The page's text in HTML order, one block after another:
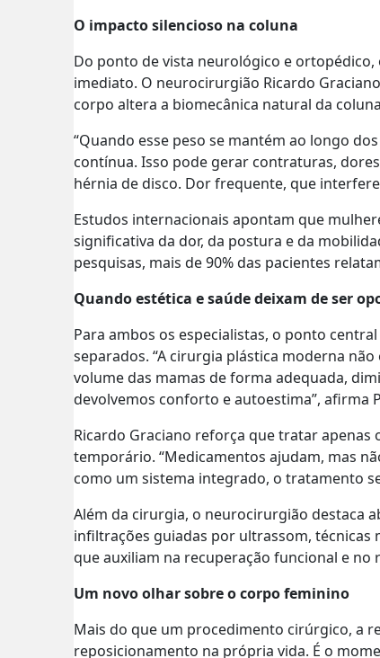
O impacto silencioso na coluna
Do ponto de vista neurológico e
imediato. O neurocirurgião Ricardo
corpo altera a biomecânica natural da
“Quando esse peso se mantém ao longo
contínua. Isso pode gerar contraturas,
hérnia de disco. Dor frequente, que
Estudos internacionais apontam que
significativa da dor, da postura e da
pesquisas, mais de 90% das pacientes
Quando estética e saúde deixam de ser
Para ambos os especialistas, o ponto
separados. “A cirurgia plástica moderna
volume das mamas de forma adequada,
devolvemos conforto e autoestima”, afirma
Ricardo Graciano reforça que tratar apenas
temporário. “Medicamentos ajudam, mas
como um sistema integrado, o tratamento
Além da cirurgia, o neurocirurgião destaca
infiltrações guiadas por ultrassom, técnicas
que auxiliam na recuperação funcional e no
Um novo olhar sobre o corpo feminino
Mais do que um procedimento cirúrgico, a
reposicionamento na própria vida. É o